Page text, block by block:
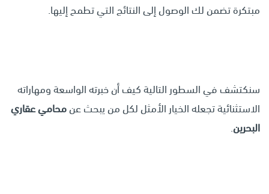
مبتكرة تضمن لك الوصول إلى النتائج التي تطمح إليها.
سنكتشف في السطور التالية كيف أن خبرته الواسعة ومهاراته
الاستثنائية تجعله الخيار الأمثل لكل من يبحث عنمحامي عقاري
البحرين.